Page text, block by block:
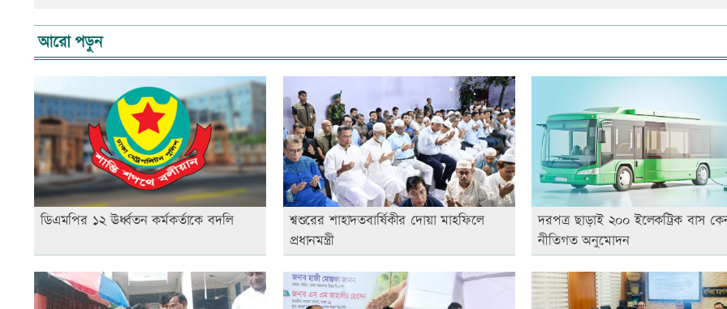
আরো পড়ুন
ডিএমপির ১২ ঊর্ধ্বতন কর্মকর্তাকে বদলি
শ্বশুরের শাহাদতবার্ষিকীর দোয়া মাহফিলে
প্রধানমন্ত্রী
দরপত্র ছাড়াই ২০০ ইলেকট্রিক বাস
নীতিগত অনুমোদন